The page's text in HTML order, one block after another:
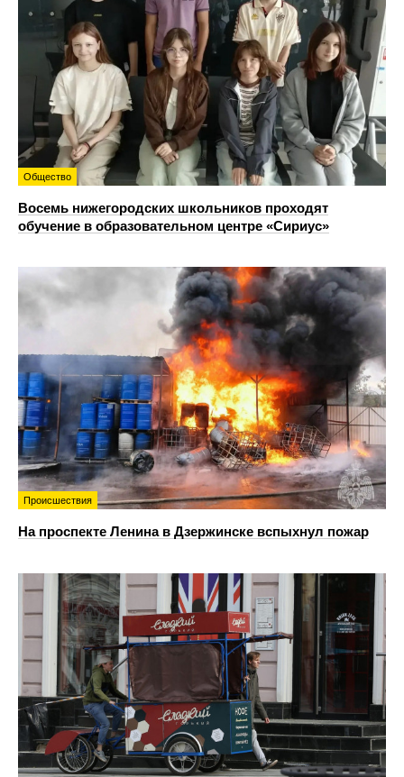
Общество
Восемь нижегородских школьников проходят
обучение в образовательном центре «Сириус»
Происшествия
На проспекте Ленина в Дзержинске вспыхнул пожар